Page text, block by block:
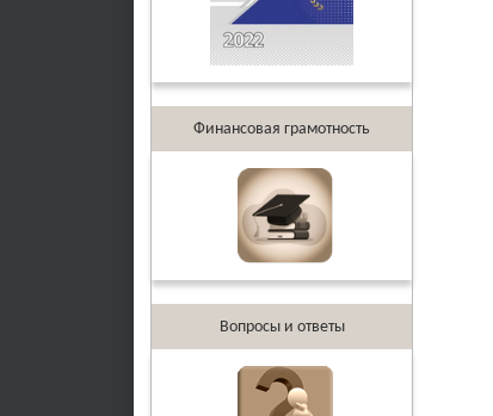
Финансовая грамотность
Вопросы и ответы